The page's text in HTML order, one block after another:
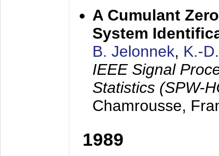
A Cumulant
System
B. Jelonnek, K.-
IEEE Signal
Statistics (SPW-
Chamrousse,
1989